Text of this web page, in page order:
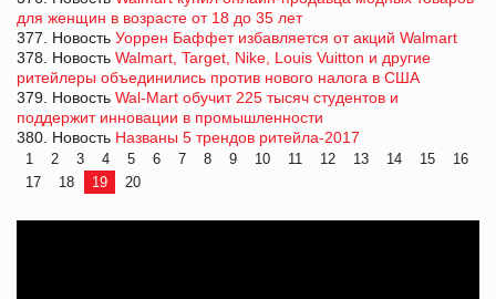
для женщин в возрасте от 18 до 35 лет
377. Новость Уоррен Баффет избавляется от акций Walmart
378. Новость Walmart, Target, Nike, Louis Vuitton и другие
ритейлеры объединились против нового налога в США
379. Новость Wal-Mart обучит 225 тысяч студентов и
поддержит инновации в промышленности
380. Новость Названы 5 трендов ритейла-2017
1 2 3 4 5 6 7 8 9 10 11 12 13 14 15
16
17
18 19 20